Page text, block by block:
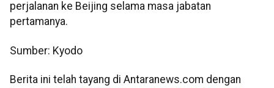
perjalanan ke Beijing selama masa jabatan
pertamanya.
Sumber: Kyodo
Berita ini telah tayang di Antaranews.com dengan